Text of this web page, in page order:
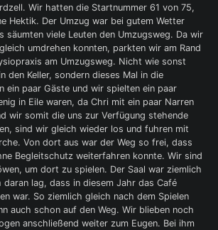
Wir hatten die Startnummer 61 von 75,
Hektik. Der Umzug war bei gutem Wetter
säumten viele Leuten den Umzugsweg. Da wir
umdrehen konnten, parkten wir am Rand
am Umzugsweg. Nicht wie sonst
den Keller, sondern dieses Mal in die
ein paar Gäste und wir spielten ein paar
in Eile waren, da Chri mit ein paar Narren
wir somit die uns zur Verfügung stehende
sind wir gleich wieder los und fuhren mit
Von dort aus war der Weg so frei, dass
Begleitschutz weiterfahren konnte. Wir sind
um dort zu spielen. Der Saal war ziemlich
lag, dass in diesem Jahr das Café
war. So ziemlich gleich nach dem Spielen
auch schon auf den Weg. Wir blieben noch
anschließend weiter zum Eugen. Bei ihm